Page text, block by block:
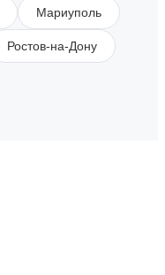
Мариуполь
Ростов-на-Дону